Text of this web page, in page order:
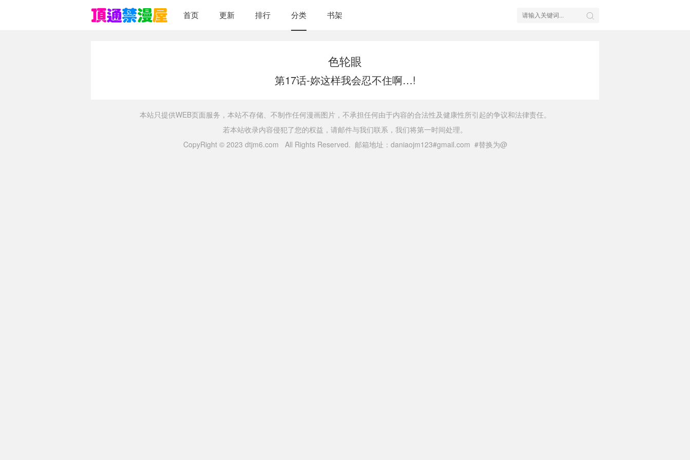
首页 更新 排行 分类 书架
色轮眼
第17话-妳这样我会忍不住啊…!
本站只提供WEB页面服务，本站不存储、不制作任何漫画图片，不承担任何由于内容的合法性及健康性所引起的争议和法律责任。
若本站收录内容侵犯了您的权益，请邮件与我们联系，我们将第一时间处理。
CopyRight © 2023 dtjm6.com All Rights Reserved. 邮箱地址：daniaojm123#gmail.com #替换为@